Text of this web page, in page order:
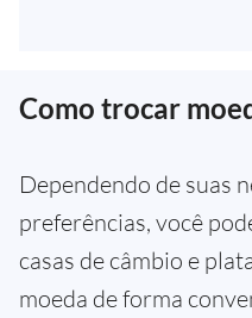
Como trocar
Dependendo de suas
preferências, você
casas de câmbio e
moeda de forma